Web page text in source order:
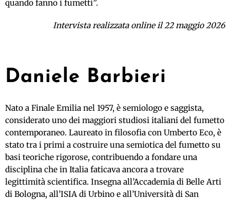
quando fanno i fumetti”.
Intervista realizzata online il 22 maggio 2026
Daniele Barbieri
Nato a Finale Emilia nel 1957, è semiologo e saggista,
considerato uno dei maggiori studiosi italiani del fumetto
contemporaneo. Laureato in filosofia con Umberto Eco, è
stato tra i primi a costruire una semiotica del fumetto su
basi teoriche rigorose, contribuendo a fondare una
disciplina che in Italia faticava ancora a trovare
legittimità scientifica. Insegna all’Accademia di Belle Arti
di Bologna, all’ISIA di Urbino e all’Università di San